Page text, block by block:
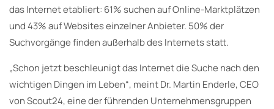
das Internet etabliert: 61% suchen auf Online-Marktplätzen
und 43% auf Websites einzelner Anbieter. 50% der
Suchvorgänge finden außerhalb des Internets statt.
„Schon jetzt beschleunigt das Internet die Suche nach den
wichtigen Dingen im Leben“, meint Dr. Martin Enderle, CEO
von Scout24, eine der führenden Unternehmensgruppen